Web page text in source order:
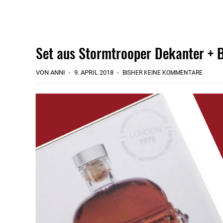
Set aus Stormtrooper Dekanter +
VON ANNI 9. APRIL 2018 BISHER KEINE KOMMENTARE